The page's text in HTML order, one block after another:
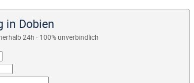
in Dobien
24h · 100% unverbindlich